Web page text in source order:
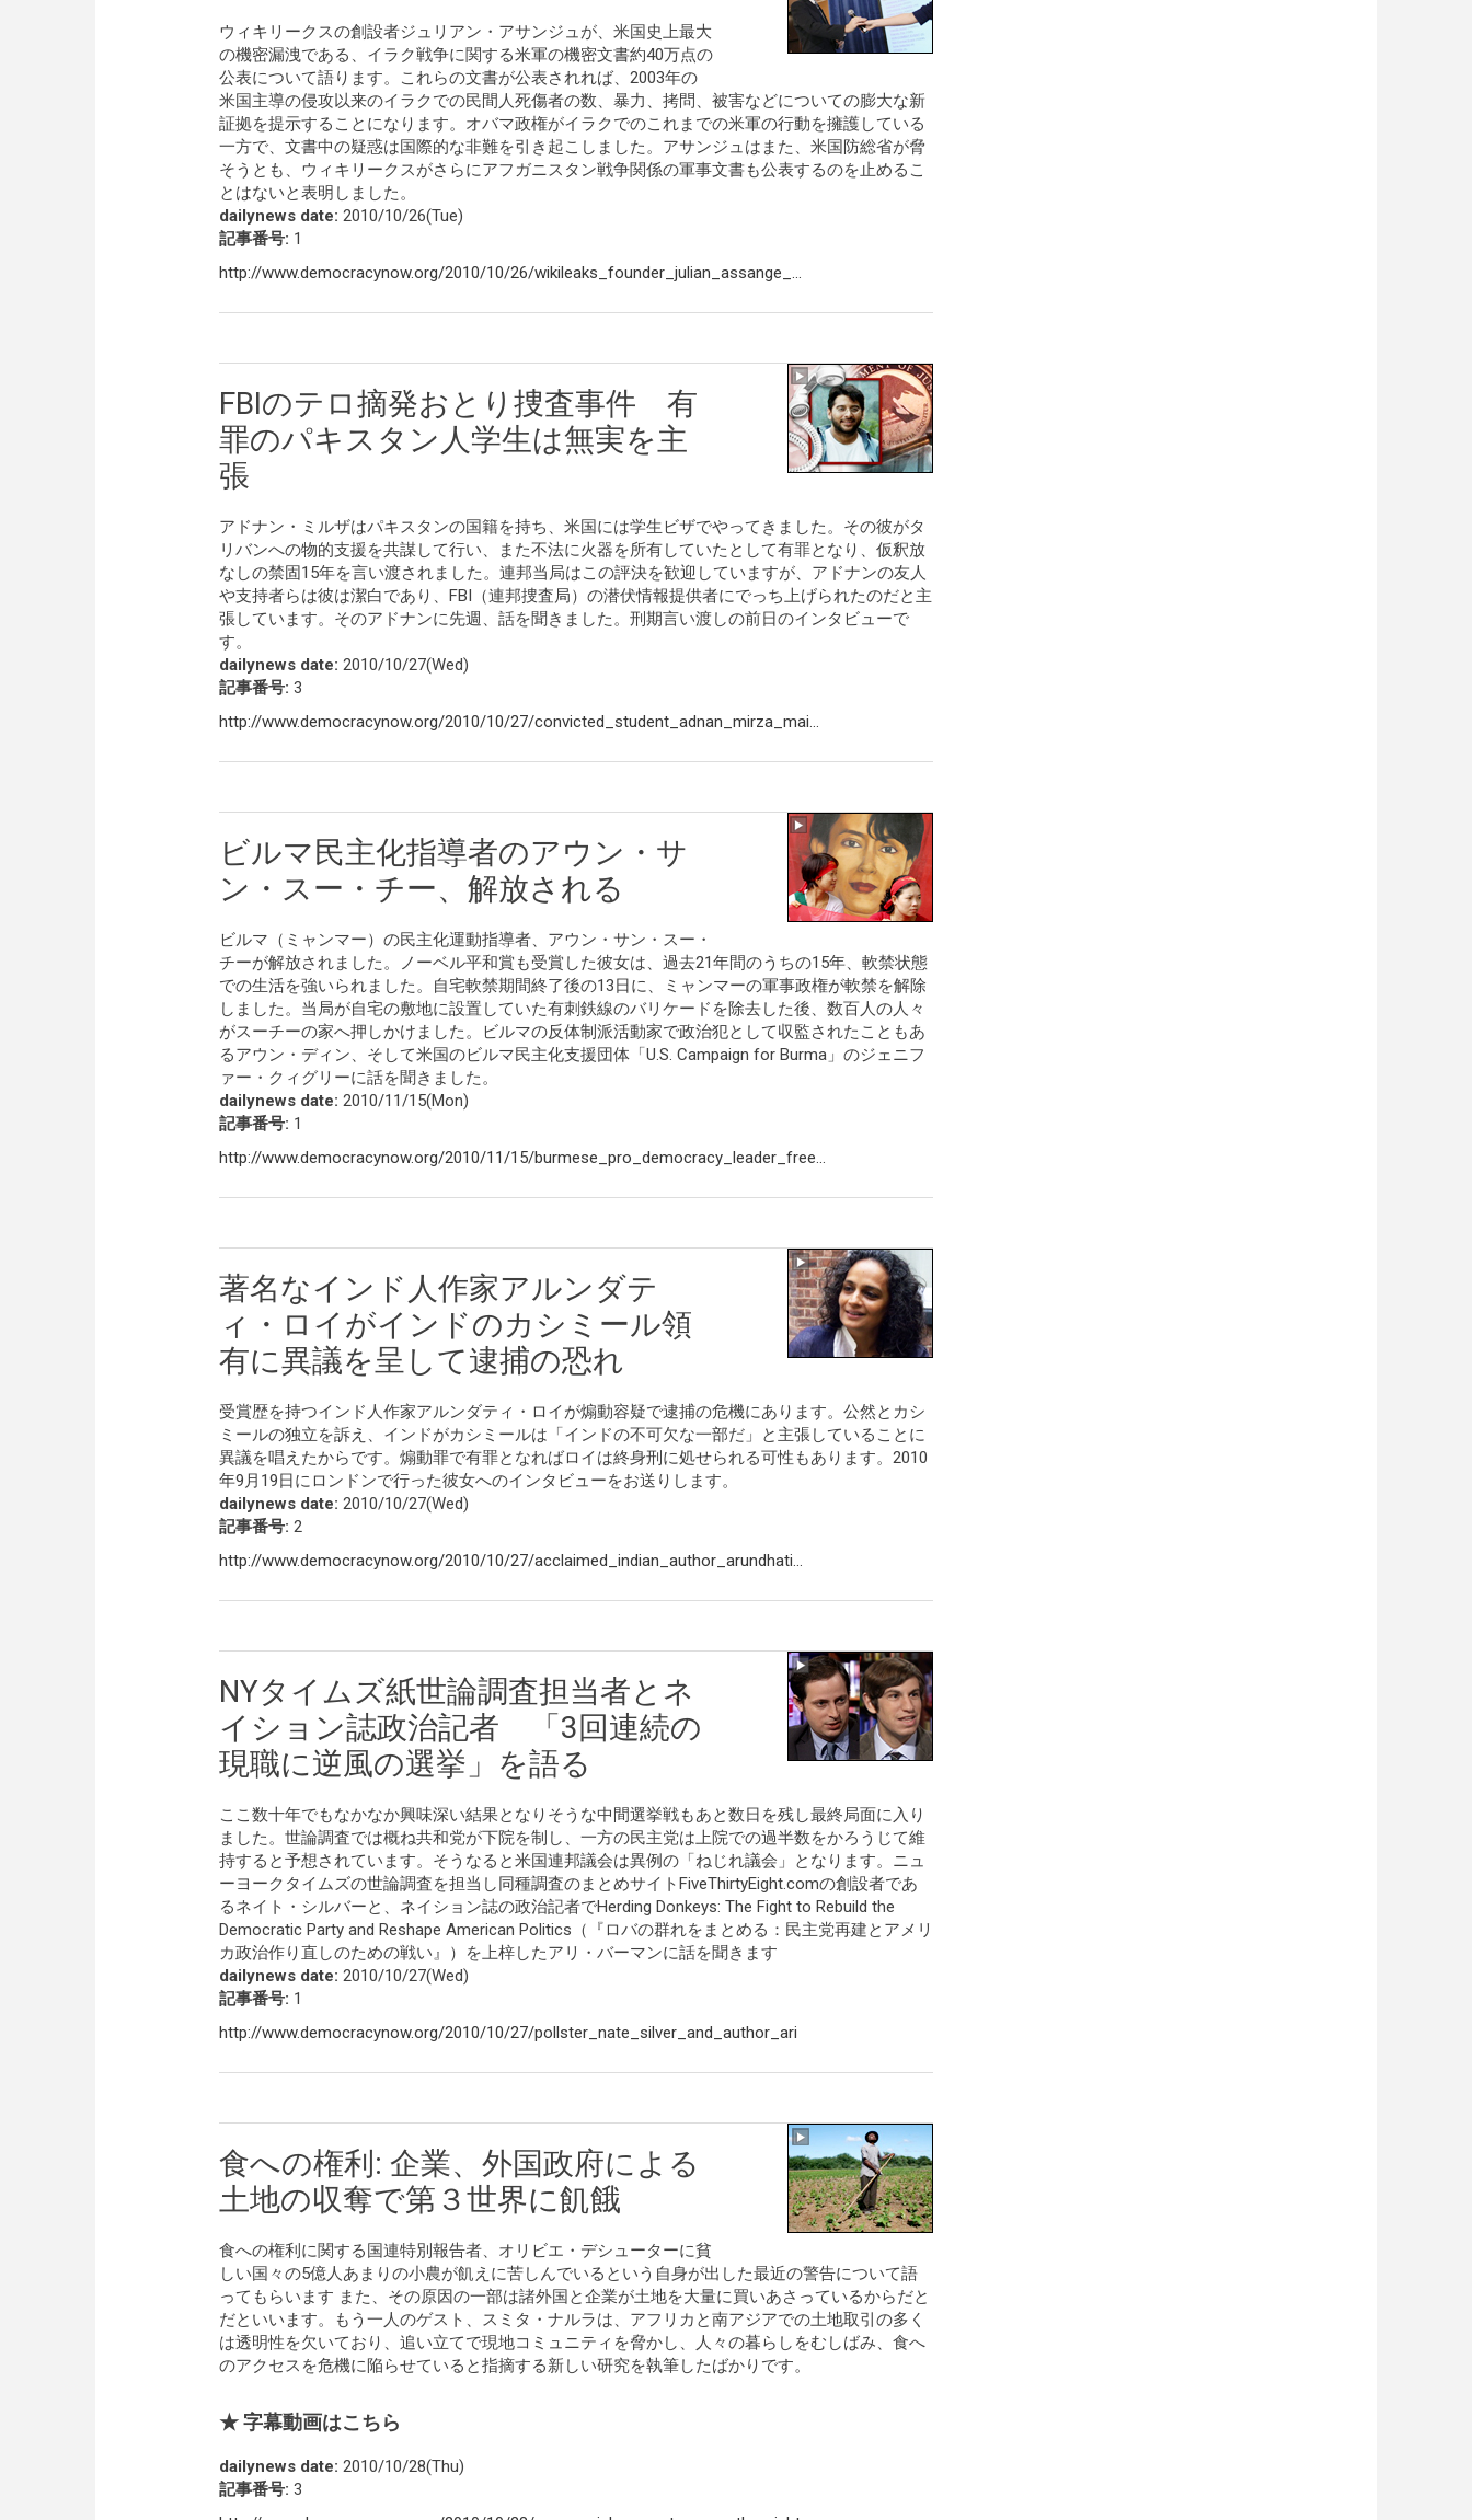
ウィキリークスの創設者ジュリアン・アサンジュが、米国史上最大
の機密漏洩である、イラク戦争に関する米軍の機密文書約40万点の
公表について語ります。これらの文書が公表されれば、2003年の
米国主導の侵攻以来のイラクでの民間人死傷者の数、暴力、拷問、被害などについての膨大な新
証拠を提示することになります。オバマ政権がイラクでのこれまでの米軍の行動を擁護している
一方で、文書中の疑惑は国際的な非難を引き起こしました。アサンジュはまた、米国防総省が脅
そうとも、ウィキリークスがさらにアフガニスタン戦争関係の軍事文書も公表するのを止めるこ
とはないと表明しました。
dailynews date: 2010/10/26(Tue)
記事番号: 1
http://www.democracynow.org/2010/10/26/wikileaks_founder_julian_assange_...
FBIのテロ摘発おとり捜査事件 有
罪のパキスタン人学生は無実を主
張
アドナン・ミルザはパキスタンの国籍を持ち、米国には学生ビザでやってきました。その彼がタ
リバンへの物的支援を共謀して行い、また不法に火器を所有していたとして有罪となり、仮釈放
なしの禁固15年を言い渡されました。連邦当局はこの評決を歓迎していますが、アドナンの友人
や支持者らは彼は潔白であり、FBI（連邦捜査局）の潜伏情報提供者にでっち上げられたのだと主
張しています。そのアドナンに先週、話を聞きました。刑期言い渡しの前日のインタビューで
す。
dailynews date: 2010/10/27(Wed)
記事番号: 3
http://www.democracynow.org/2010/10/27/convicted_student_adnan_mirza_mai...
ビルマ民主化指導者のアウン・サ
ン・スー・チー、解放される
ビルマ（ミャンマー）の民主化運動指導者、アウン・サン・スー・
チーが解放されました。ノーベル平和賞も受賞した彼女は、過去21年間のうちの15年、軟禁状態
での生活を強いられました。自宅軟禁期間終了後の13日に、ミャンマーの軍事政権が軟禁を解除
しました。当局が自宅の敷地に設置していた有刺鉄線のバリケードを除去した後、数百人の人々
がスーチーの家へ押しかけました。ビルマの反体制派活動家で政治犯として収監されたこともあ
るアウン・ディン、そして米国のビルマ民主化支援団体「U.S. Campaign for Burma」のジェニフ
ァー・クィグリーに話を聞きました。
dailynews date: 2010/11/15(Mon)
記事番号: 1
http://www.democracynow.org/2010/11/15/burmese_pro_democracy_leader_free...
著名なインド人作家アルンダテ
ィ・ロイがインドのカシミール領
有に異議を呈して逮捕の恐れ
受賞歴を持つインド人作家アルンダティ・ロイが煽動容疑で逮捕の危機にあります。公然とカシ
ミールの独立を訴え、インドがカシミールは「インドの不可欠な一部だ」と主張していることに
異議を唱えたからです。煽動罪で有罪となればロイは終身刑に処せられる可性もあります。2010
年9月19日にロンドンで行った彼女へのインタビューをお送りします。
dailynews date: 2010/10/27(Wed)
記事番号: 2
http://www.democracynow.org/2010/10/27/acclaimed_indian_author_arundhati...
NYタイムズ紙世論調査担当者とネ
イション誌政治記者 「3回連続の
現職に逆風の選挙」を語る
ここ数十年でもなかなか興味深い結果となりそうな中間選挙戦もあと数日を残し最終局面に入り
ました。世論調査では概ね共和党が下院を制し、一方の民主党は上院での過半数をかろうじて維
持すると予想されています。そうなると米国連邦議会は異例の「ねじれ議会」となります。ニュ
ーヨークタイムズの世論調査を担当し同種調査のまとめサイトFiveThirtyEight.comの創設者であ
るネイト・シルバーと、ネイション誌の政治記者でHerding Donkeys: The Fight to Rebuild the
Democratic Party and Reshape American Politics（『ロバの群れをまとめる：民主党再建とアメリ
カ政治作り直しのための戦い』）を上梓したアリ・バーマンに話を聞きます
dailynews date: 2010/10/27(Wed)
記事番号: 1
http://www.democracynow.org/2010/10/27/pollster_nate_silver_and_author_ari
食への権利: 企業、外国政府による
土地の収奪で第３世界に飢餓
食への権利に関する国連特別報告者、オリビエ・デシューターに貧
しい国々の5億人あまりの小農が飢えに苦しんでいるという自身が出した最近の警告について語
ってもらいます また、その原因の一部は諸外国と企業が土地を大量に買いあさっているからだと
だといいます。もう一人のゲスト、スミタ・ナルラは、アフリカと南アジアでの土地取引の多く
は透明性を欠いており、追い立てで現地コミュニティを脅かし、人々の暮らしをむしばみ、食へ
のアクセスを危機に陥らせていると指摘する新しい研究を執筆したばかりです。
★ 字幕動画はこちら
dailynews date: 2010/10/28(Thu)
記事番号: 3